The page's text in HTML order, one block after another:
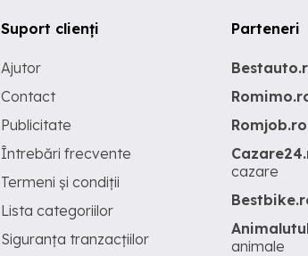
Suport clienți
Ajutor
Contact
Publicitate
Întrebări frecvente
Termeni și condiții
Lista categoriilor
Siguranța tranzacțiilor
Parteneri
Romjob.ro
cazare
animale